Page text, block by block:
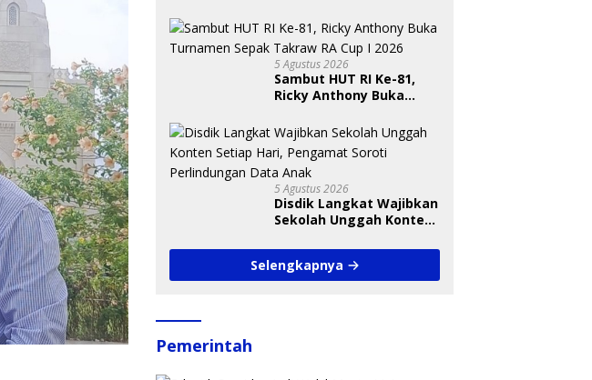
5 Agustus 2026
Sambut HUT RI Ke-81,
Ricky Anthony Buka
Takraw RA Cup I 2026
5 Agustus 2026
Disdik Langkat Wajibkan
Sekolah Unggah Konten
Soroti Perlindungan
Data Anak
Selengkapnya
Pemerintah